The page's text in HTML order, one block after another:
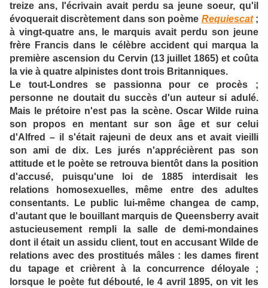
treize ans, l'écrivain avait perdu sa jeune soeur, qu'il
évoquerait discrètement dans son poème Requiescat ;
à vingt-quatre ans, le marquis avait perdu son jeune
frère Francis dans le célèbre accident qui marqua la
première ascension du Cervin (13 juillet 1865) et coûta
la vie à quatre alpinistes dont trois Britanniques.
Le tout-Londres se passionna pour ce procès ;
personne ne doutait du succès d'un auteur si adulé.
Mais le prétoire n'est pas la scène. Oscar Wilde ruina
son propos en mentant sur son âge et sur celui
d'Alfred – il s'était rajeuni de deux ans et avait vieilli
son ami de dix. Les jurés n'apprécièrent pas son
attitude et le poète se retrouva bientôt dans la position
d'accusé, puisqu'une loi de 1885 interdisait les
relations homosexuelles, même entre des adultes
consentants. Le public lui-même changea de camp,
d'autant que le bouillant marquis de Queensberry avait
astucieusement rempli la salle de demi-mondaines
dont il était un assidu client, tout en accusant Wilde de
relations avec des prostitués mâles : les dames firent
du tapage et crièrent à la concurrence déloyale ;
lorsque le poète fut débouté, le 4 avril 1895, on vit les